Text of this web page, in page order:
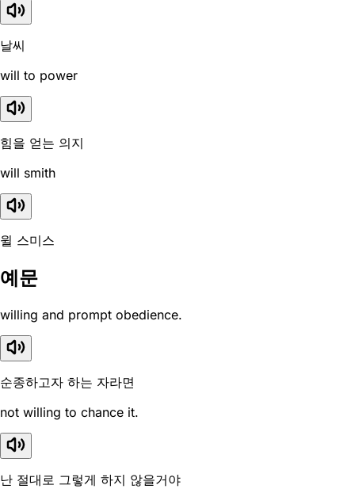
날씨
will to power
힘을 얻는 의지
will smith
윌 스미스
예문
willing and prompt obedience.
순종하고자 하는 자라면
not willing to chance it.
난 절대로 그렇게 하지 않을거야